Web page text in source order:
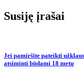
Susiję įrašai
Jei pamiršite pateikti
atsiminti būdami 18 metų